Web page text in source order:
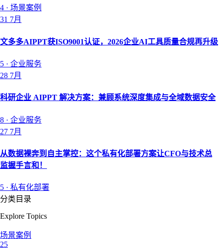
4 · 场景案例
31 7月
文多多AIPPT获ISO9001认证，2026企业AI工具质量合规再升级
5 · 企业服务
28 7月
科研企业 AIPPT 解决方案：兼顾系统深度集成与全域数据安全
8 · 企业服务
27 7月
从数据裸奔到自主掌控：这个私有化部署方案让CFO与技术总
监握手言和！
5 · 私有化部署
分类目录
Explore Topics
场景案例
25